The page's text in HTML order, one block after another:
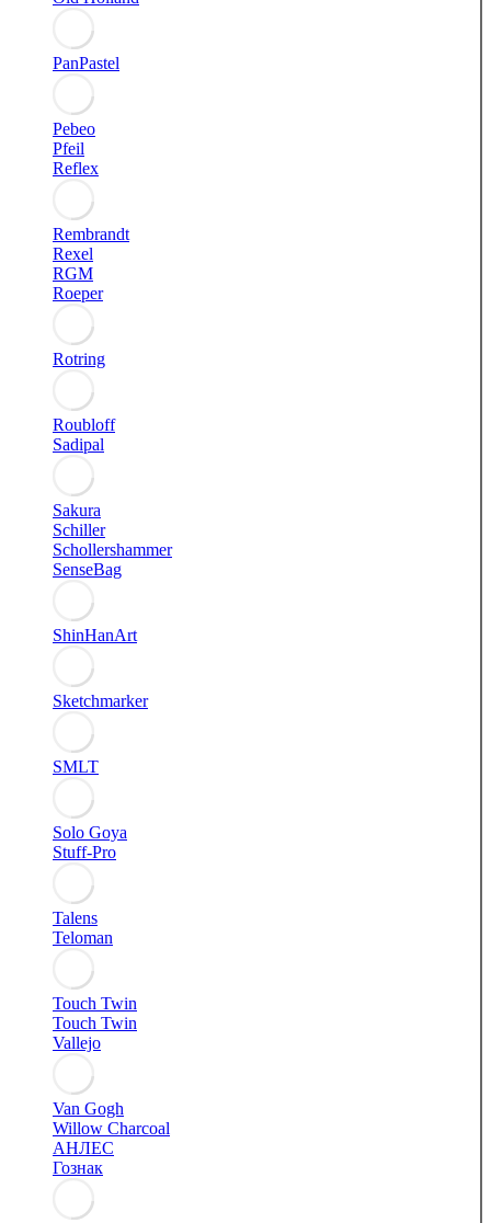
PanPastel
Pebeo
Pfeil
Reflex
Rembrandt
Rexel
RGM
Roeper
Rotring
Roubloff
Sadipal
Sakura
Schiller
Schollershammer
SenseBag
ShinHanArt
Sketchmarker
SMLT
Solo Goya
Stuff-Pro
Talens
Teloman
Touch Twin
Touch Twin
Vallejo
Van Gogh
Willow Charcoal
АНЛЕС
Гознак